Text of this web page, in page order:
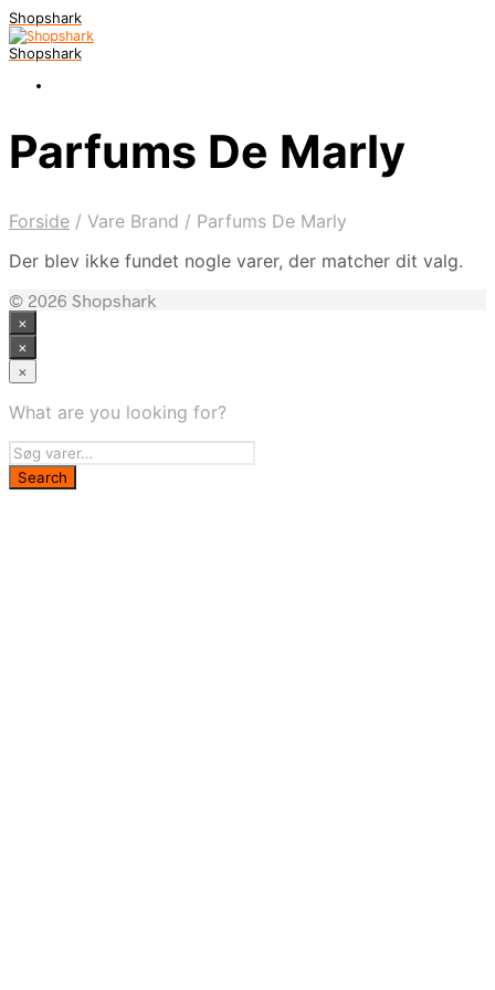
Shopshark
Shopshark
Parfums De Marly
Forside / Vare Brand / Parfums De Marly
Der blev ikke fundet nogle varer, der matcher dit valg.
© 2026 Shopshark
×
×
×
What are you looking for?